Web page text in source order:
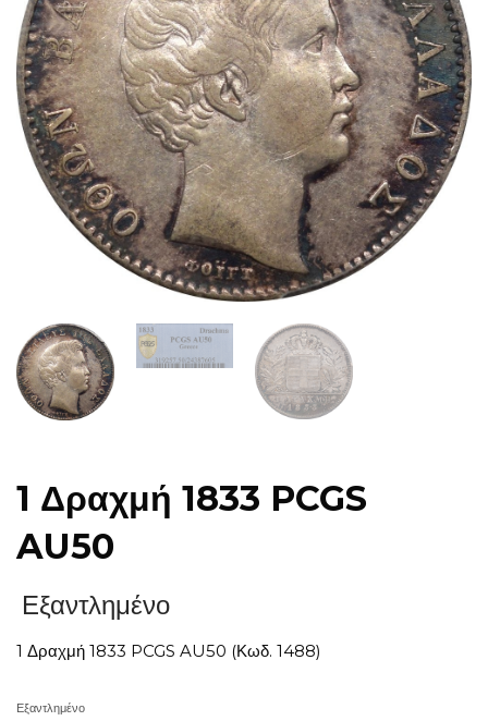
1 Δραχμή 1833 PCGS
AU50
Εξαντλημένο
1 Δραχμή 1833 PCGS AU50 (Κωδ. 1488)
Εξαντλημένο